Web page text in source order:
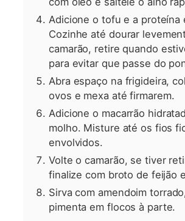
Adicione o tofu e a proteína
Cozinhe até dourar
camarão, retire quando
para evitar que passe do
Abra espaço na frigideira,
ovos e mexa até firmarem.
Adicione o macarrão
molho. Misture até os fios
envolvidos.
Volte o camarão, se tiver
finalize com broto de feijão
Sirva com amendoim
pimenta em flocos à parte.